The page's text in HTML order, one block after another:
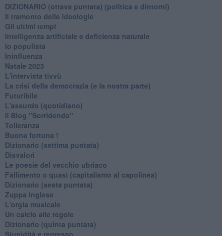
​DIZIONARIO (ottava puntata) (politica e dintorni)
Il tramonto delle ideologie
Gli ultimi tempi
Intelligenza artificiale e deficienza naturale
Io populista
Ininfluenza
Natale 2023
L'intervista tivvù
La crisi della democrazia (e la nostra parte)
Futuribile
L'assurdo (quotidiano)
Il Blog "Sorridendo"
Tolleranza
Buona fortuna !
​Dizionario (settima puntata)
Disvalori
Le poesie del vecchio ubriaco
Fallimento o quasi (capitalismo al capolinea)
Dizionario (sesta puntata)
Zuppa inglese
L'orgia musicale
Un calcio alle regole
Dizionario (quinta puntata)
Stupidità e regresso